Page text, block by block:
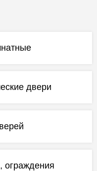
двери
ограждения